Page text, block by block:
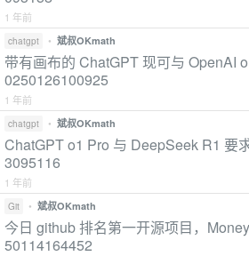
1 年前
chatgpt • 斌叔OKmath
带有画布的 ChatGPT 现可与 OpenAI
0250126100925
1 年前
chatgpt • 斌叔OKmath
ChatGPT o1 Pro 与 DeepSeek R1 要
3095116
1 年前
Git • 斌叔OKmath
今日 github 排名第一开源项目，
50114164452